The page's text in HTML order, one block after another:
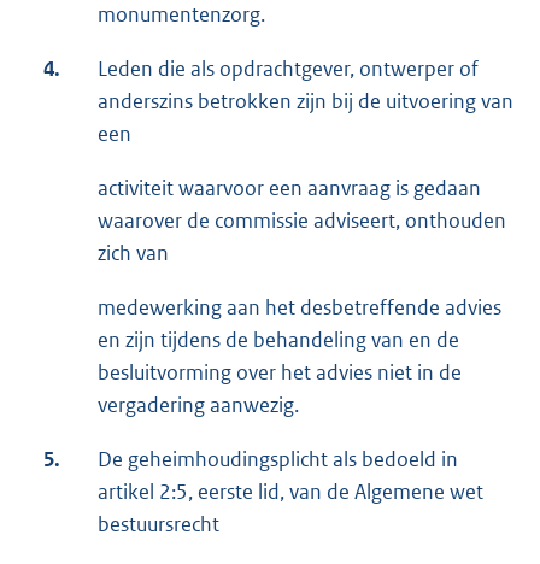
monumentenzorg.
4.
Leden die als opdrachtgever, ontwerper of
anderszins betrokken zijn bij de uitvoering van
een
activiteit waarvoor een aanvraag is gedaan
waarover de commissie adviseert, onthouden
zich van
medewerking aan het desbetreffende advies
en zijn tijdens de behandeling van en de
besluitvorming over het advies niet in de
vergadering aanwezig.
5.
De geheimhoudingsplicht als bedoeld in
artikel 2:5, eerste lid, van de Algemene wet
bestuursrecht